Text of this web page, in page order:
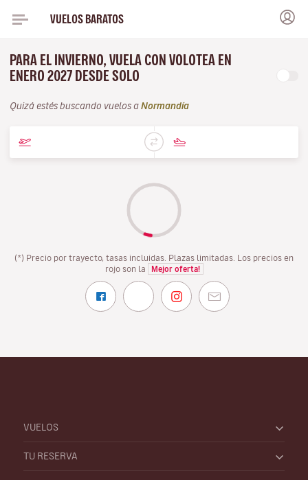
VUELOS BARATOS
PARA EL INVIERNO, VUELA CON VOLOTEA EN
ENERO 2027 DESDE SOLO
Quizá estés buscando vuelos a Normandía
(*) Precio por trayecto, tasas incluidas. Plazas limitadas. Los precios en
rojo son la
Mejor oferta!
VUELOS
TU RESERVA